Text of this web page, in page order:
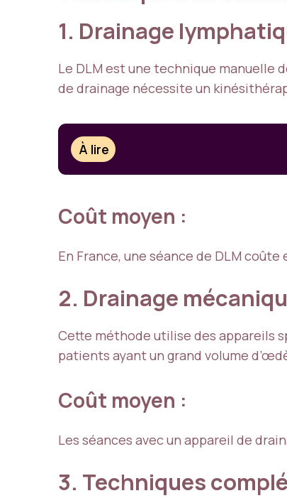
1. Drainage
Le DLM est une technique
de drainage nécessite un
À lire
Coût moyen :
En France, une séance de DLM
2. Drainage
Cette méthode utilise des appareils
patients ayant un grand volume
Coût moyen :
Les séances avec un appareil de
3. Techniques